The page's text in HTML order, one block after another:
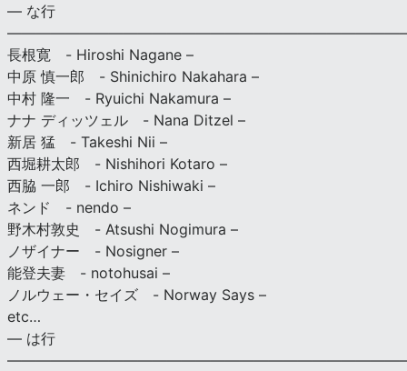
— な行
長根寛 - Hiroshi Nagane –
中原 慎一郎 - Shinichiro Nakahara –
中村 隆一 - Ryuichi Nakamura –
ナナ ディッツェル - Nana Ditzel –
新居 猛 - Takeshi Nii –
西堀耕太郎 - Nishihori Kotaro –
西脇 一郎 - Ichiro Nishiwaki –
ネンド - nendo –
野木村敦史 - Atsushi Nogimura –
ノザイナー - Nosigner –
能登夫妻 - notohusai –
ノルウェー・セイズ - Norway Says –
etc…
— は行